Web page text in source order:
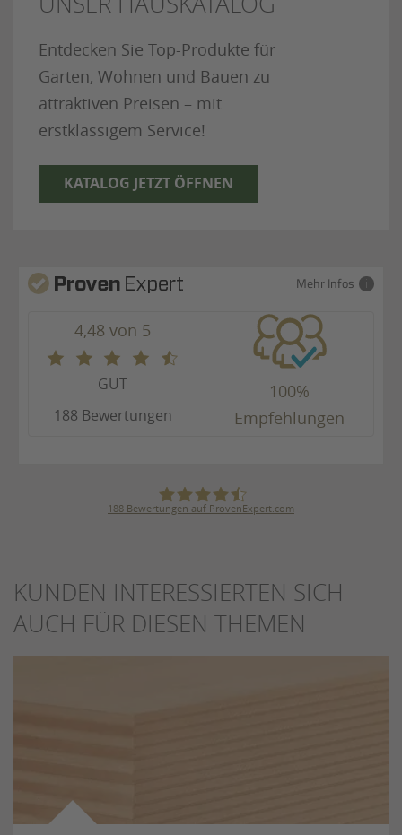
Entdecken Sie Top-Produkte für
Garten, Wohnen und Bauen zu
attraktiven Preisen – mit
erstklassigem Service!
KATALOG JETZT ÖFFNEN
Mehr Infos
4,48 von 5
GUT
188 Bewertungen
100%
Empfehlungen
188 Bewertungen auf ProvenExpert.com
KUNDEN INTERESSIERTEN SICH
AUCH FÜR DIESEN THEMEN